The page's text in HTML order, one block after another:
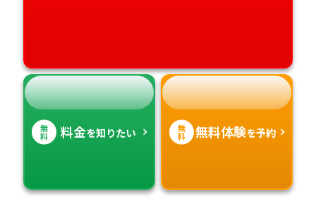
無
料 料金を知りたい 無
料 無料体験を予約